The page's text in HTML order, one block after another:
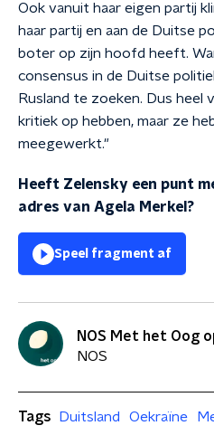
Ook vanuit haar eigen partij
haar partij en aan de Duitse
boter op zijn hoofd heeft.
consensus in de Duitse
Rusland te zoeken. Dus heel
kritiek op hebben, maar ze
meegewerkt."
Heeft Zelensky een punt
adres van Agela Merkel?
Speel fragment af
NOS Met het Oog
NOS
Tags Duitsland Oekraïne